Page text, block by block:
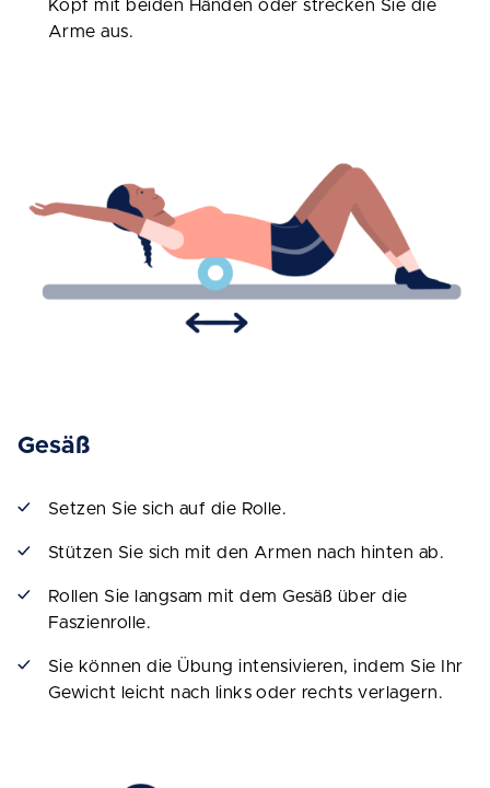
Kopf mit beiden Händen oder strecken Sie die
Arme aus.
Gesäß
Setzen Sie sich auf die Rolle.
Stützen Sie sich mit den Armen nach hinten ab.
Rollen Sie langsam mit dem Gesäß über die
Faszienrolle.
Sie können die Übung intensivieren, indem Sie Ihr
Gewicht leicht nach links oder rechts verlagern.